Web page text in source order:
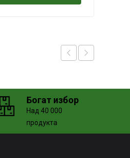
Богат избор
Над 40 000
продукта